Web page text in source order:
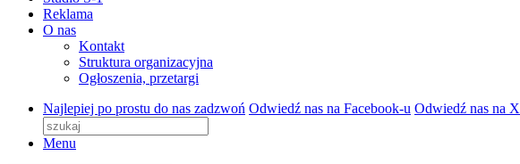
Reklama
O nas
Kontakt
Struktura organizacyjna
Ogłoszenia, przetargi
Najlepiej po prostu do nas zadzwoń Odwiedź nas na Facebook-u Odwiedź nas na X
Menu